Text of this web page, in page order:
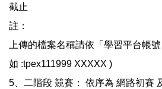
截止
註：
上傳的檔案名稱請依「學習平台帳
如 :tpex111999 XXXXX )
5、二階段 競賽： 依序為 網路初賽